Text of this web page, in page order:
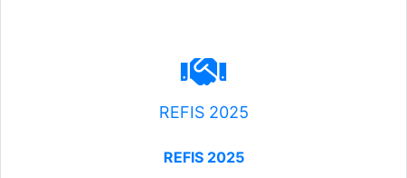
REFIS 2025
REFIS 2025